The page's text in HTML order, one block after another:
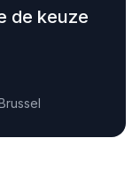
de keuze